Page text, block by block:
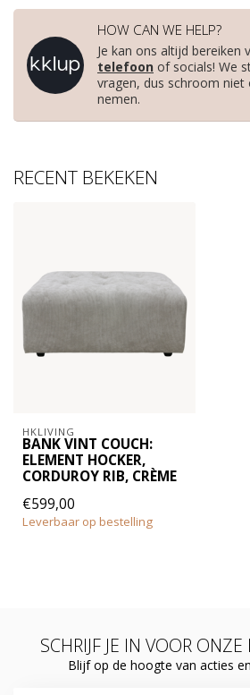
HOW CAN WE HELP?
Je kan ons altijd bereiken
telefoon of socials! We
vragen, dus schroom
nemen.
RECENT BEKEKEN
HKLIVING
BANK VINT COUCH:
ELEMENT HOCKER,
CORDUROY RIB, CRÈME
€599,00
Leverbaar op bestelling
SCHRIJF JE IN VOOR
Blijf op de hoogte van acties